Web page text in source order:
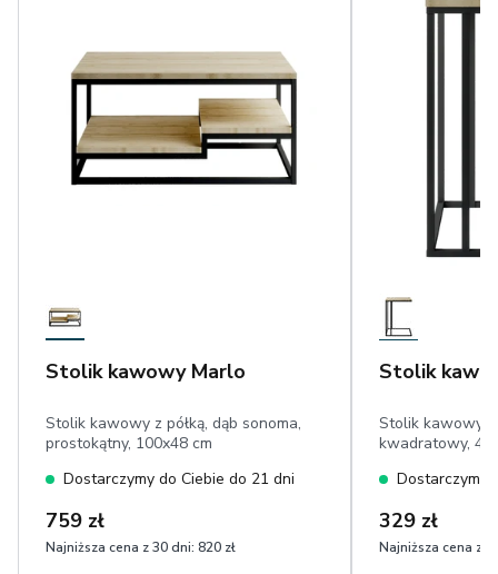
Stolik kawowy Marlo
Stolik kawowy z półką, dąb sonoma,
prostokątny, 100x48 cm
Dostarczymy do Ciebie do 21 dni
759 zł
Najniższa cena z 30 dni: 820 zł
Stolik
Stolik kawowy
kwadratowy,
Dostarczymy
329 zł
Najniższa cena z